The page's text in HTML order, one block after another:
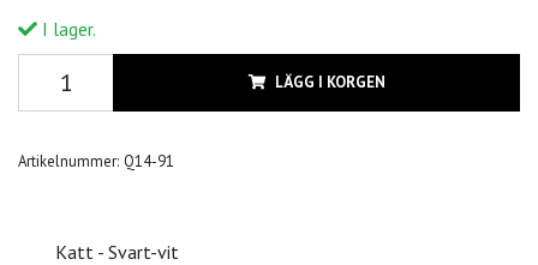
I lager.
LÄGG I KORGEN
Artikelnummer: Q14-91
Katt - Svart-vit